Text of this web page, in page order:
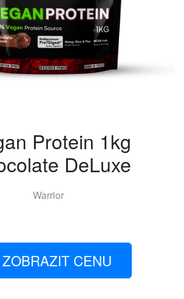
Protein 1kg
DeLuxe
Warrior
ZOBRAZIT CENU